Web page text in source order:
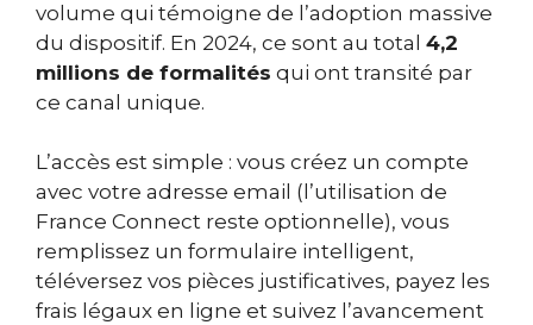
volume qui témoigne de l’adoption massive
du dispositif. En 2024, ce sont au total 4,2
millions de formalités qui ont transité par
ce canal unique.
L’accès est simple : vous créez un compte
avec votre adresse email (l’utilisation de
France Connect reste optionnelle), vous
remplissez un formulaire intelligent,
téléversez vos pièces justificatives, payez les
frais légaux en ligne et suivez l’avancement